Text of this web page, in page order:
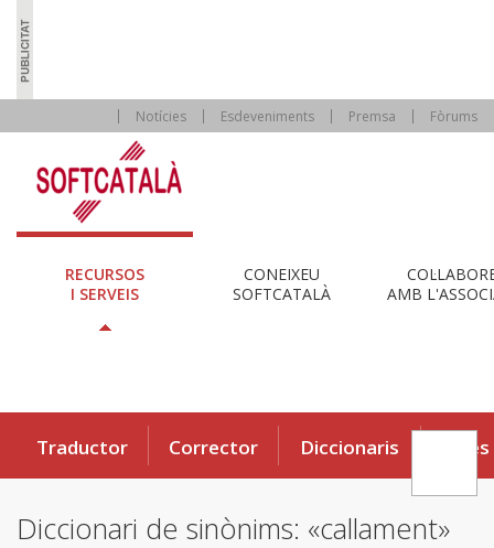
Notícies Esdeveniments Premsa Fòrums
RECURSOS
I SERVEIS
CONEIXEU
SOFTCATALÀ
AMB
Traductor Corrector Diccionaris Eines
Diccionari de sinònims: «callament»